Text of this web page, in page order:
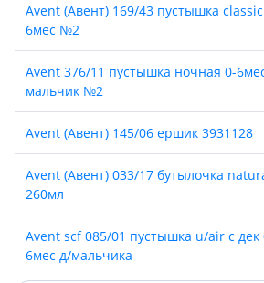
Avent (Авент) 169/43 пустышка
6мес №2
Avent 376/11 пустышка ночная 0-
мальчик №2
Avent (Авент) 145/06 ершик 3931128
Avent (Авент) 033/17 бутылочка
260мл
Avent scf 085/01 пустышка u/air с дек
6мес д/мальчика